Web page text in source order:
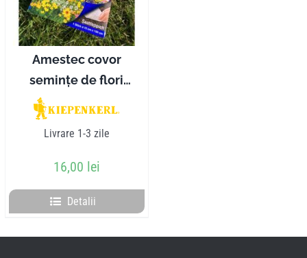
Amestec covor
semințe de flori
amestec apicultor
KIEPENKERL
Livrare 1-3 zile
16,00 lei
Detalii